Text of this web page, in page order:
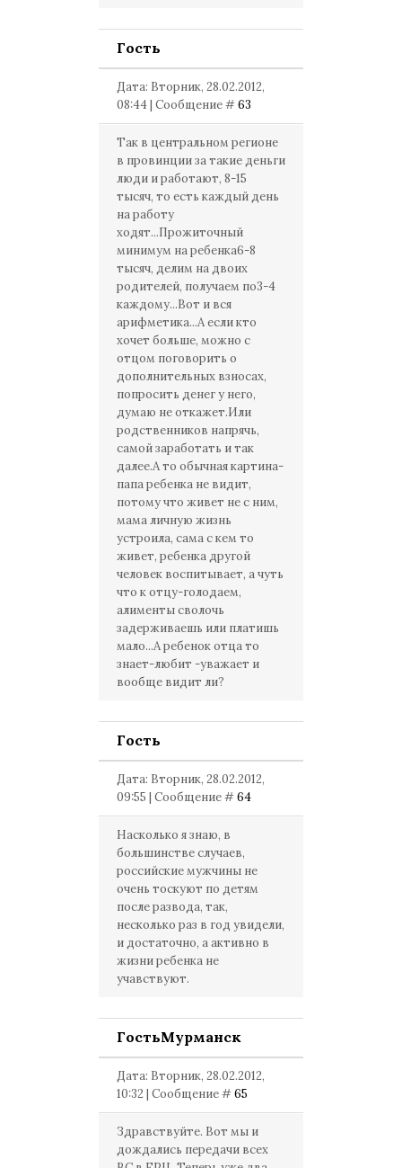
Гость
Дата: Вторник, 28.02.2012,
08:44 | Сообщение #63
Так в центральном регионе
в провинции за такие деньги
люди и работают, 8-15
тысяч, то есть каждый день
на работу
ходят...Прожиточный
минимум на ребенка6-8
тысяч, делим на двоих
родителей, получаем по3-4
каждому...Вот и вся
арифметика...А если кто
хочет больше, можно с
отцом поговорить о
дополнительных взносах,
попросить денег у него,
думаю не откажет.Или
родственников напрячь,
самой заработать и так
далее.А то обычная картина-
папа ребенка не видит,
потому что живет не с ним,
мама личную жизнь
устроила, сама с кем то
живет, ребенка другой
человек воспитывает, а чуть
что к отцу-голодаем,
алименты сволочь
задерживаешь или платишь
мало...А ребенок отца то
знает-любит -уважает и
вообще видит ли?
Гость
Дата: Вторник, 28.02.2012,
09:55 | Сообщение #64
Насколько я знаю, в
большинстве случаев,
российские мужчины не
очень тоскуют по детям
после развода, так,
несколько раз в год увидели,
и достаточно, а активно в
жизни ребенка не
учавствуют.
ГостьМурманск
Дата: Вторник, 28.02.2012,
10:32 | Сообщение #65
Здравствуйте. Вот мы и
дождались передачи всех